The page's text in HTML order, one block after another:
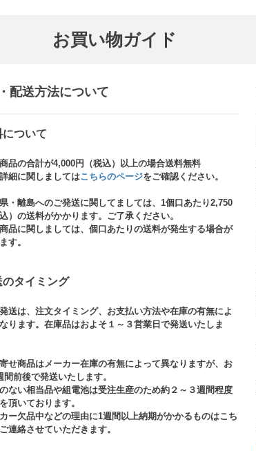
お買い物ガイド
配送方法について​
について
品の合計が4,000円（税込）以上の場合送料無料
細に関しましてはこちらのページをご確認ください。​
・離島へのご発送に関してましては、1個口あたり2,750
）の送料がかかります。ご了承ください。
品に関しましては、個口あたりの送料が発生する場合が
す。​
のタイミング
送は、注文タイミング、お支払い方法や在庫の有無によ
ります。在庫品はおよそ１～３営業日で発送いたしま
せ商品はメーカー在庫の有無によって異なりますが、お
間前後で発送いたします。
ない相当品や組電池は受注生産のため約２～３週間程度
頂いております。​
ー欠品中などの理由に1週間以上納期がかかるものはこち
連絡させていただきます。